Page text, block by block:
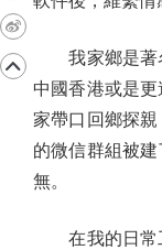
我家鄉是著名
中國香港或是
家帶口回鄉探
的微信群組被
無。
在我的日常工